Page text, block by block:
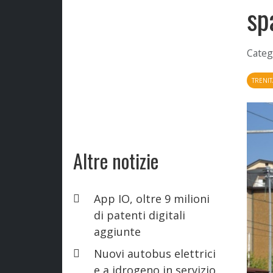
Altre notizie
App IO, oltre 9 milioni
di patenti digitali
aggiunte
Nuovi autobus elettrici
e a idrogeno in servizio